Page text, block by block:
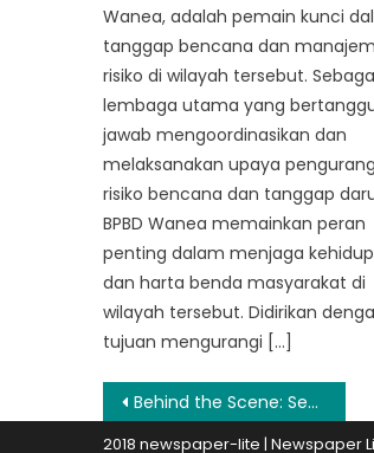
Wanea, adalah pemain kunci
tanggap bencana dan
risiko di wilayah tersebut.
lembaga utama yang
jawab mengoordinasikan dan
melaksanakan upaya
risiko bencana dan tanggap
BPBD Wanea memainkan peran
penting dalam menjaga
dan harta benda masyarakat di
wilayah tersebut. Didirikan
tujuan mengurangi […]
Post
Behind the Scene: Sehari dalam Kehidupan BPBD Bunaken Kepulauan
2018 newspaper-lite | Newspaper